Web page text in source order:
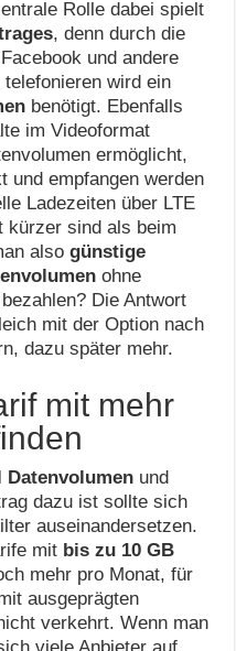
Rolle dabei spielt
, denn durch die
und andere
wird ein
benötigt. Ebenfalls
im Videoformat
ermöglicht,
und empfangen werden
Ladezeiten über LTE
kürzer sind als beim
alsogünstige
ohne
Die Antwort
mit der Option nach
dazu später mehr.
mit mehr
Datenvolumen und
dazu ist sollte sich
auseinandersetzen.
mit bis zu 10 GB
mehr pro Monat, für
ausgeprägten
verkehrt. Wenn man
viele Anbieter auf